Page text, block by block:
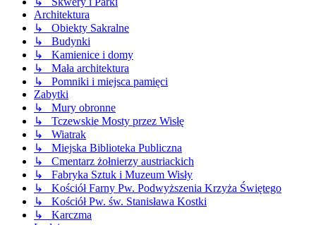
Architektura
↳ Obiekty Sakralne
↳ Budynki
↳ Kamienice i domy
↳ Mała architektura
↳ Pomniki i miejsca pamięci
Zabytki
↳ Mury obronne
↳ Tczewskie Mosty przez Wisłę
↳ Wiatrak
↳ Miejska Biblioteka Publiczna
↳ Cmentarz żołnierzy austriackich
↳ Fabryka Sztuk i Muzeum Wisły
↳ Kościół Farny Pw. Podwyższenia Krzyża Świętego
↳ Kościół Pw. św. Stanisława Kostki
↳ Karczma